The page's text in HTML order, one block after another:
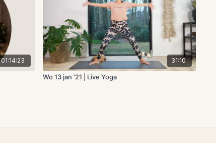
01:14:23 31:10
Wo 13 jan '21 | Live Yoga